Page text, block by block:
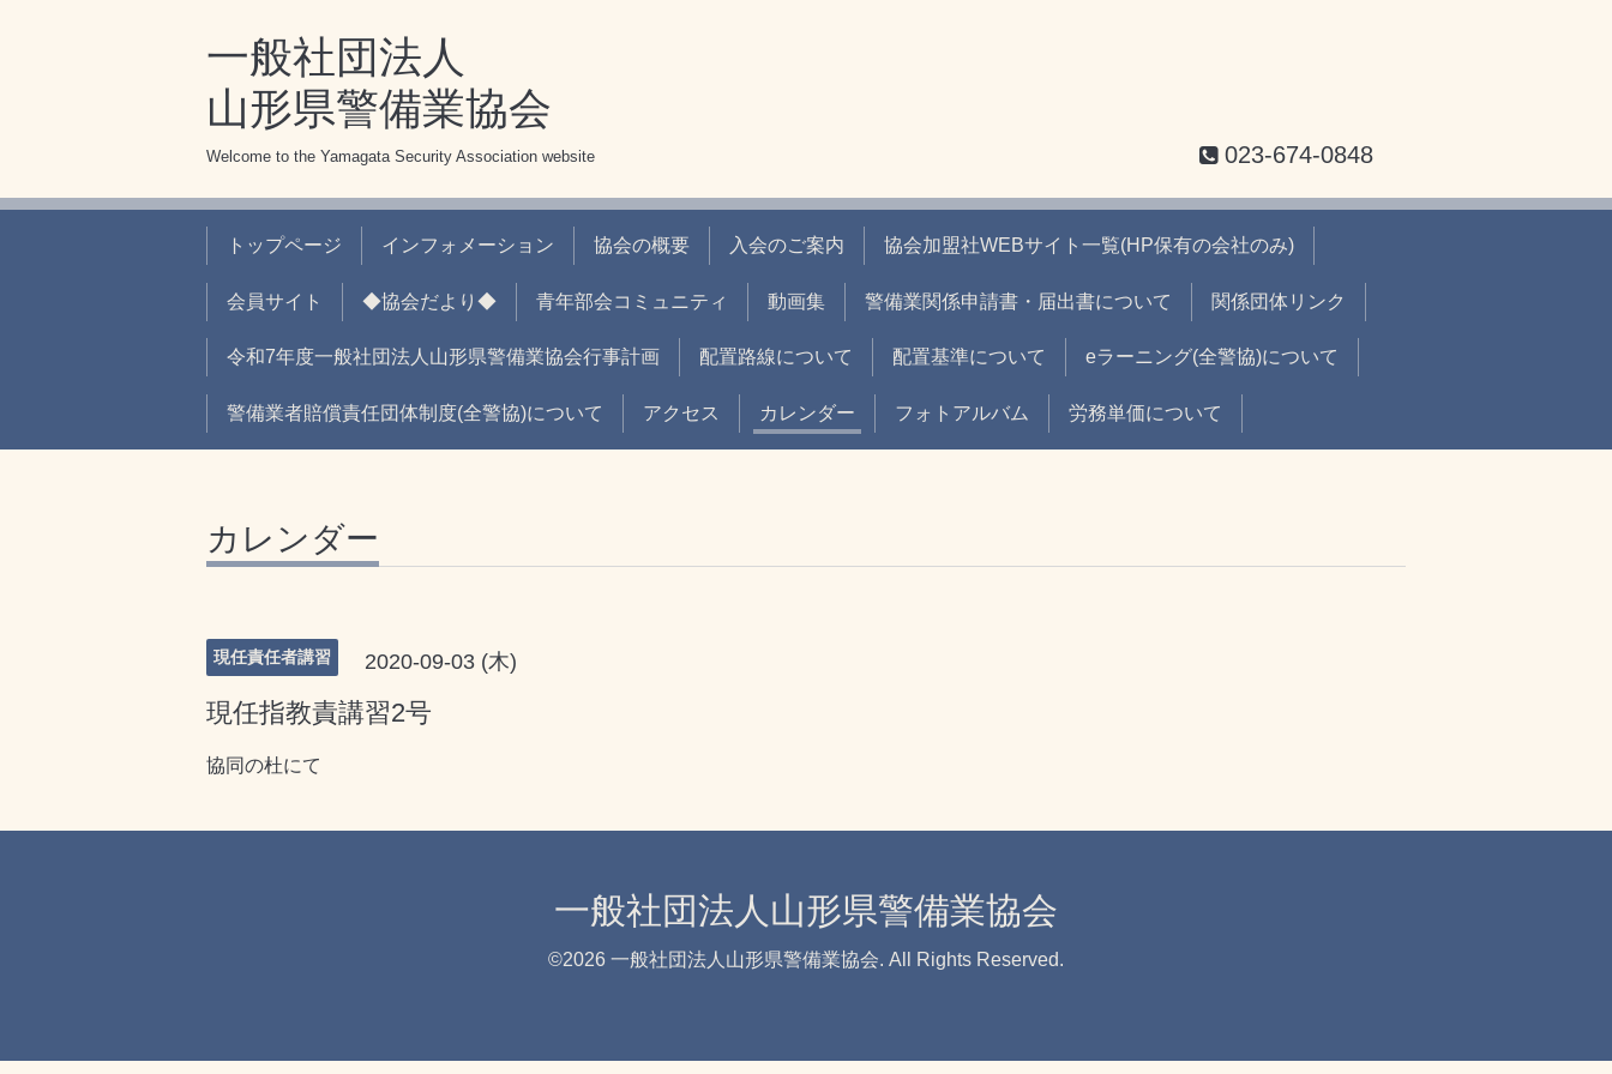
一般社団法人
山形県警備業協会
Welcome to the Yamagata Security Association website 023-674-0848
トップページ インフォメーション 協会の概要 入会のご案内 協会加盟社WEBサイト一覧(HP保有の会社のみ)
会員サイト ◆協会だより◆ 青年部会コミュニティ 動画集 警備業関係申請書・届出書について 関係団体リンク
令和7年度一般社団法人山形県警備業協会行事計画 配置路線について 配置基準について eラーニング(全警協)について
警備業者賠償責任団体制度(全警協)について アクセス カレンダー フォトアルバム 労務単価について
カレンダー
現任責任者講習 2020-09-03 (木)
現任指教責講習2号
協同の杜にて
一般社団法人山形県警備業協会
©2026 一般社団法人山形県警備業協会. All Rights Reserved.